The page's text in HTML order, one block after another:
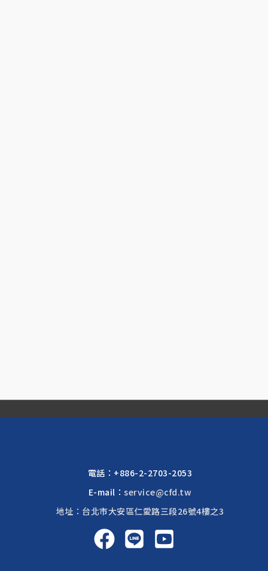
電話： +886-2-2703-2053
E-mail：service@cfd.tw
地址：台北市大安區仁愛路三段26號4樓之3